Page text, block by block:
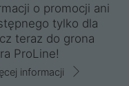
o promocji ani
tylko dla
teraz do grona
ProLine!
informacji